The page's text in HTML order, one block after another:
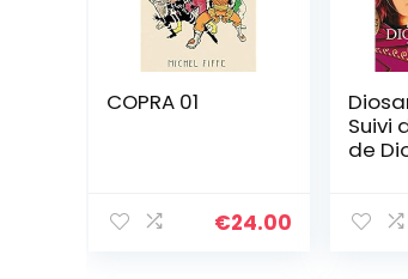
COPRA 01
€24.00
Suivi
de